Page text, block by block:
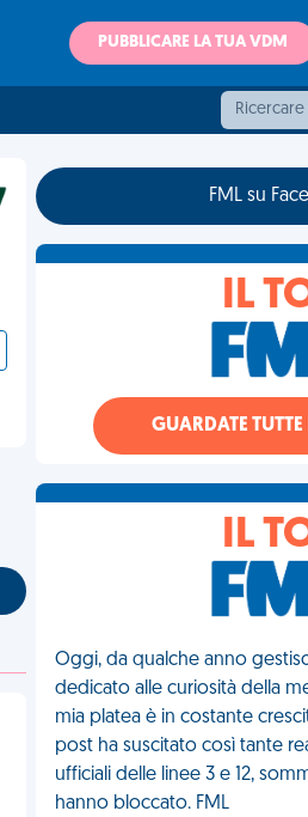
PUBBLICARE LA TUA VDM
FML su
IL
GUARDATE TUTTE
IL
Oggi, da qualche anno
dedicato alle curiosità della
mia platea è in costante
post ha suscitato così tante
ufficiali delle linee 3 e 12,
hanno bloccato. FML